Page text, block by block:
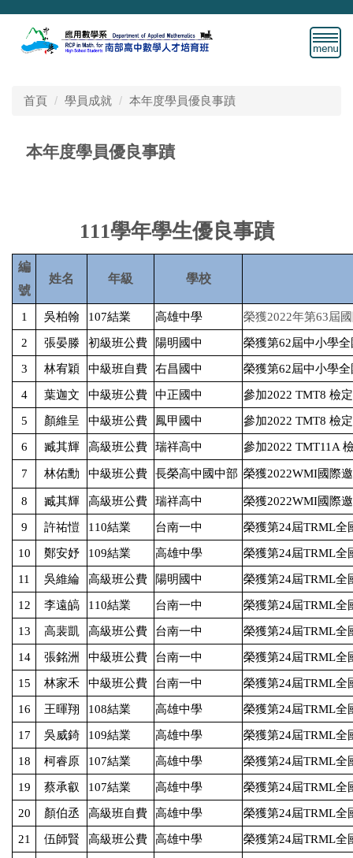
跳
首頁 學員成就 本年度學員優良事蹟
本年度學員優良事蹟
111學年學生優良事蹟
編
號
姓名 年級 學校
1 吳柏翰 107結業 高雄中學 榮獲2022年第63屆
2 張晏滕 初級班公費 陽明國中 榮獲第62屆中小學
3 林宥穎 中級班自費 右昌國中 榮獲第62屆中小學
4 葉迦文 中級班公費 中正國中 參加2022 TMT8 檢
5 顏維呈 中級班公費 鳳甲國中 參加2022 TMT8 檢
6 臧其輝 高級班公費 瑞祥高中 參加2022 TMT11A
7 林佑勳 中級班公費 長榮高中國中部 榮獲2022WMI國際
8 臧其輝 高級班公費 瑞祥高中 榮獲2022WMI國際
9 許祐愷 110結業 台南一中 榮獲第24屆TRML全
10 鄭安妤 109結業 高雄中學 榮獲第24屆TRML全
11 吳維綸 高級班公費 陽明國中 榮獲第24屆TRML全
12 李遠皜 110結業 台南一中 榮獲第24屆TRML全
13 高裴凱 高級班公費 台南一中 榮獲第24屆TRML全
14 張銘洲 中級班公費 台南一中 榮獲第24屆TRML全
15 林家禾 中級班公費 台南一中 榮獲第24屆TRML全
16 王暉翔 108結業 高雄中學 榮獲第24屆TRML全
17 吳威錡 109結業 高雄中學 榮獲第24屆TRML全
18 柯睿原 107結業 高雄中學 榮獲第24屆TRML全
19 蔡承叡 107結業 高雄中學 榮獲第24屆TRML全
20 顏伯丞 高級班自費 高雄中學 榮獲第24屆TRML全
21 伍師賢 高級班公費 高雄中學 榮獲第24屆TRML全